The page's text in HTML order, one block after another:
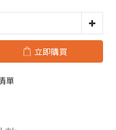
立即購買
單